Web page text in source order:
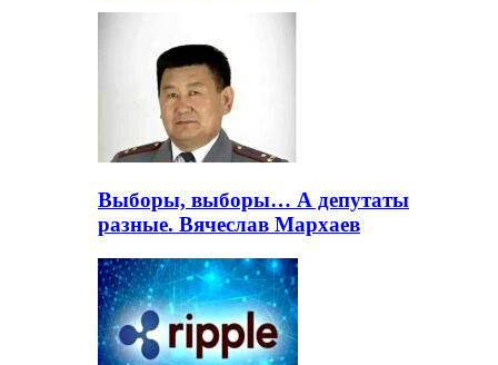
Выборы, выборы… А депутаты
разные. Вячеслав Мархаев